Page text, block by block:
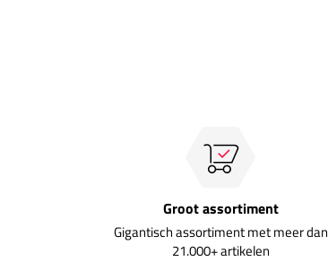
Groot assortiment
Gigantisch assortiment met meer dan
21.000+ artikelen